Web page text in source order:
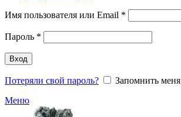
Имя пользователя или Email *
Пароль *
Вход
Потеряли свой пароль?
Запомнить меня
Меню